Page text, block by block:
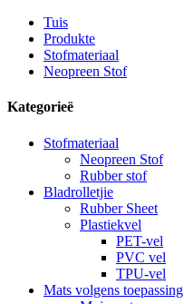
Tuis
Produkte
Stofmateriaal
Neopreen Stof
Kategorieë
Stofmateriaal
Neopreen Stof
Rubber stof
Bladrolletjie
Rubber Sheet
Plastiekvel
PET-vel
PVC vel
TPU-vel
Mats volgens toepassing